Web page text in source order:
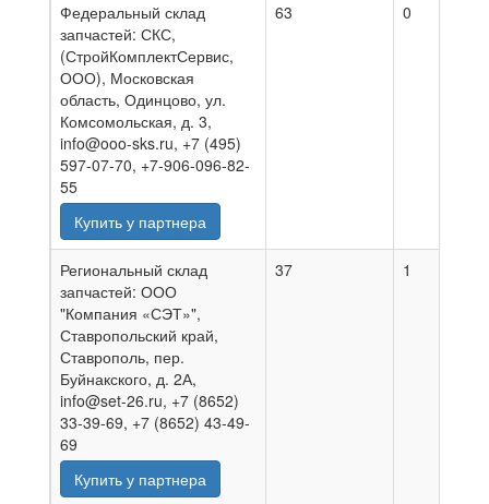
Федеральный склад
запчастей: СКС,
(СтройКомплектСервис,
ООО), Московская
область, Одинцово, ул.
Комсомольская, д. 3,
info@ooo-sks.ru, +7 (495)
597-07-70, +7-906-096-82-
55
Купить у партнера
63 0
Региональный склад
запчастей: ООО
"Компания «СЭТ»",
Ставропольский край,
Ставрополь, пер.
Буйнакского, д. 2А,
info@set-26.ru, +7 (8652)
33-39-69, +7 (8652) 43-49-
69
Купить у партнера
37 1